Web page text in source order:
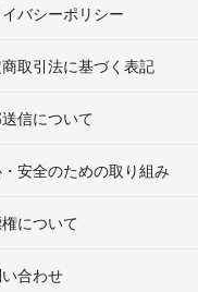
バシーポリシー
取引法に基づく表記
信について
安全のための取り組み
について
合わせ